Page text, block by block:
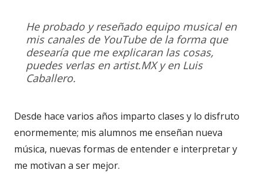
He probado y reseñado equipo musical en
mis canales de YouTube de la forma que
desearía que me explicaran las cosas,
puedes verlas en artist.MX y en Luis
Caballero.
Desde hace varios años imparto clases y lo disfruto
enormemente; mis alumnos me enseñan nueva
música, nuevas formas de entender e interpretar y
me motivan a ser mejor.